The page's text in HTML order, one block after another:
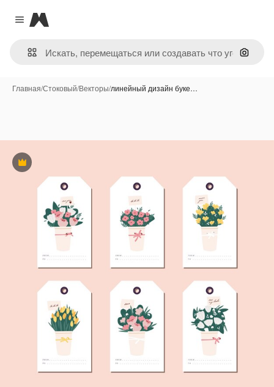
Close menu
Magnific
Поиск
Главная/Стоковый/Векторы/линейный дизайн буке…
Премиум